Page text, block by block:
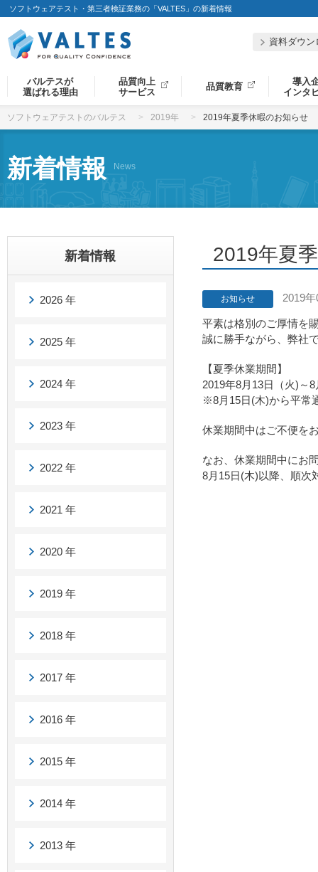
ソフトウェアテスト・第三者検証業務の「VALTES」の新着情報
資料ダウン
バルテスが
選ばれる理由
品質向上
サービス
品質教育
導入
インタ
ソフトウェアテストのバルテス 2019年 2019年夏季休暇のお知らせ
新着情報 News
2019年夏
お知らせ 2019
平素は格別のご厚情を
誠に勝手ながら、弊社
【夏季休業期間】
2019年8月13日（火)～
※8月15日(木)から平常
休業期間中はご不便を
なお、休業期間中にお
8月15日(木)以降、順次
新着情報
2026 年
2025 年
2024 年
2023 年
2022 年
2021 年
2020 年
2019 年
2018 年
2017 年
2016 年
2015 年
2014 年
2013 年